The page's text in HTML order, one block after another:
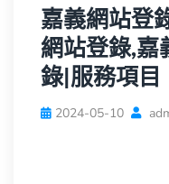
嘉義網站登
網站登錄,嘉
錄|服務項目
2024-05-10